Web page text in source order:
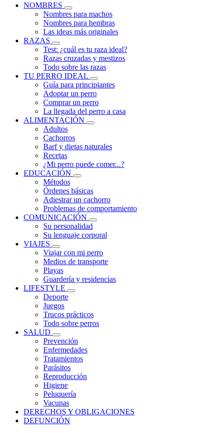
NOMBRES
Nombres para machos
Nombres para hembras
Las ideas más originales
RAZAS
Test: ¿cuál es tu raza ideal?
Razas cruzadas y mestizos
Todo sobre las razas
TU PERRO IDEAL
Guía para principiantes
Adoptar un perro
Comprar un perro
La llegada del perro a casa
ALIMENTACIÓN
Adultos
Cachorros
Barf y dietas naturales
Recetas
¿Mi perro puede comer...?
EDUCACIÓN
Métodos
Órdenes básicas
Adiestrar un cachorro
Problemas de comportamiento
COMUNICACIÓN
Su personalidad
Su lenguaje corporal
VIAJES
Viajar con mi perro
Medios de transporte
Playas
Guardería y residencias
LIFESTYLE
Deporte
Juegos
Trucos prácticos
Todo sobre perros
SALUD
Prevención
Enfermedades
Tratamientos
Parásitos
Reproducción
Higiene
Peluquería
Vacunas
DERECHOS Y OBLIGACIONES
DEFUNCIÓN